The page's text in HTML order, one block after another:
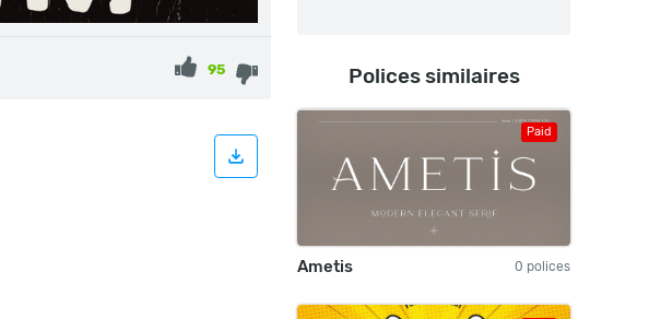
95 Polices similaires
Paid
Ametis 0 polices